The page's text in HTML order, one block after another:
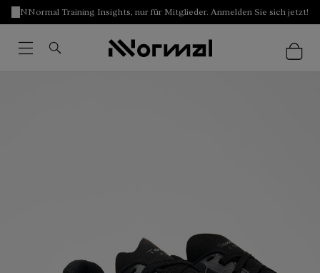
NNormal Training Insights, nur für Mitglieder. Anmelden Sie sich jetzt!